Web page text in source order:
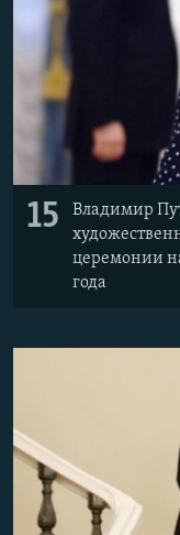
15
Владимир
церемонии
года